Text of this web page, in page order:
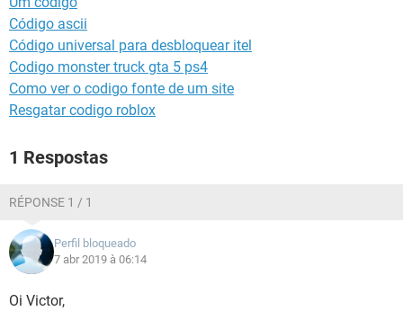
GUIA DE COMPRAS
Código ascii
Código universal para desbloquear itel
Codigo monster truck gta 5 ps4
Como ver o codigo fonte de um site
Resgatar codigo roblox
1 Respostas
RÉPONSE 1 / 1
Perfil bloqueado
7 abr 2019 à 06:14
Oi Victor,